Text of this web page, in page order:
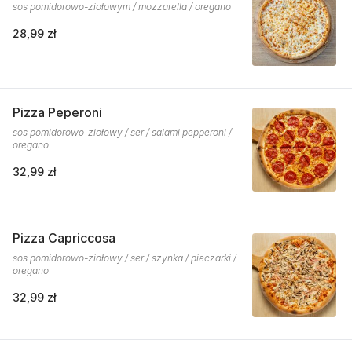
sos pomidorowo-ziołowym / mozzarella / oregano
28,99 zł
Pizza Peperoni
sos pomidorowo-ziołowy / ser / salami pepperoni /
oregano
32,99 zł
Pizza Capriccosa
sos pomidorowo-ziołowy / ser / szynka / pieczarki /
oregano
32,99 zł